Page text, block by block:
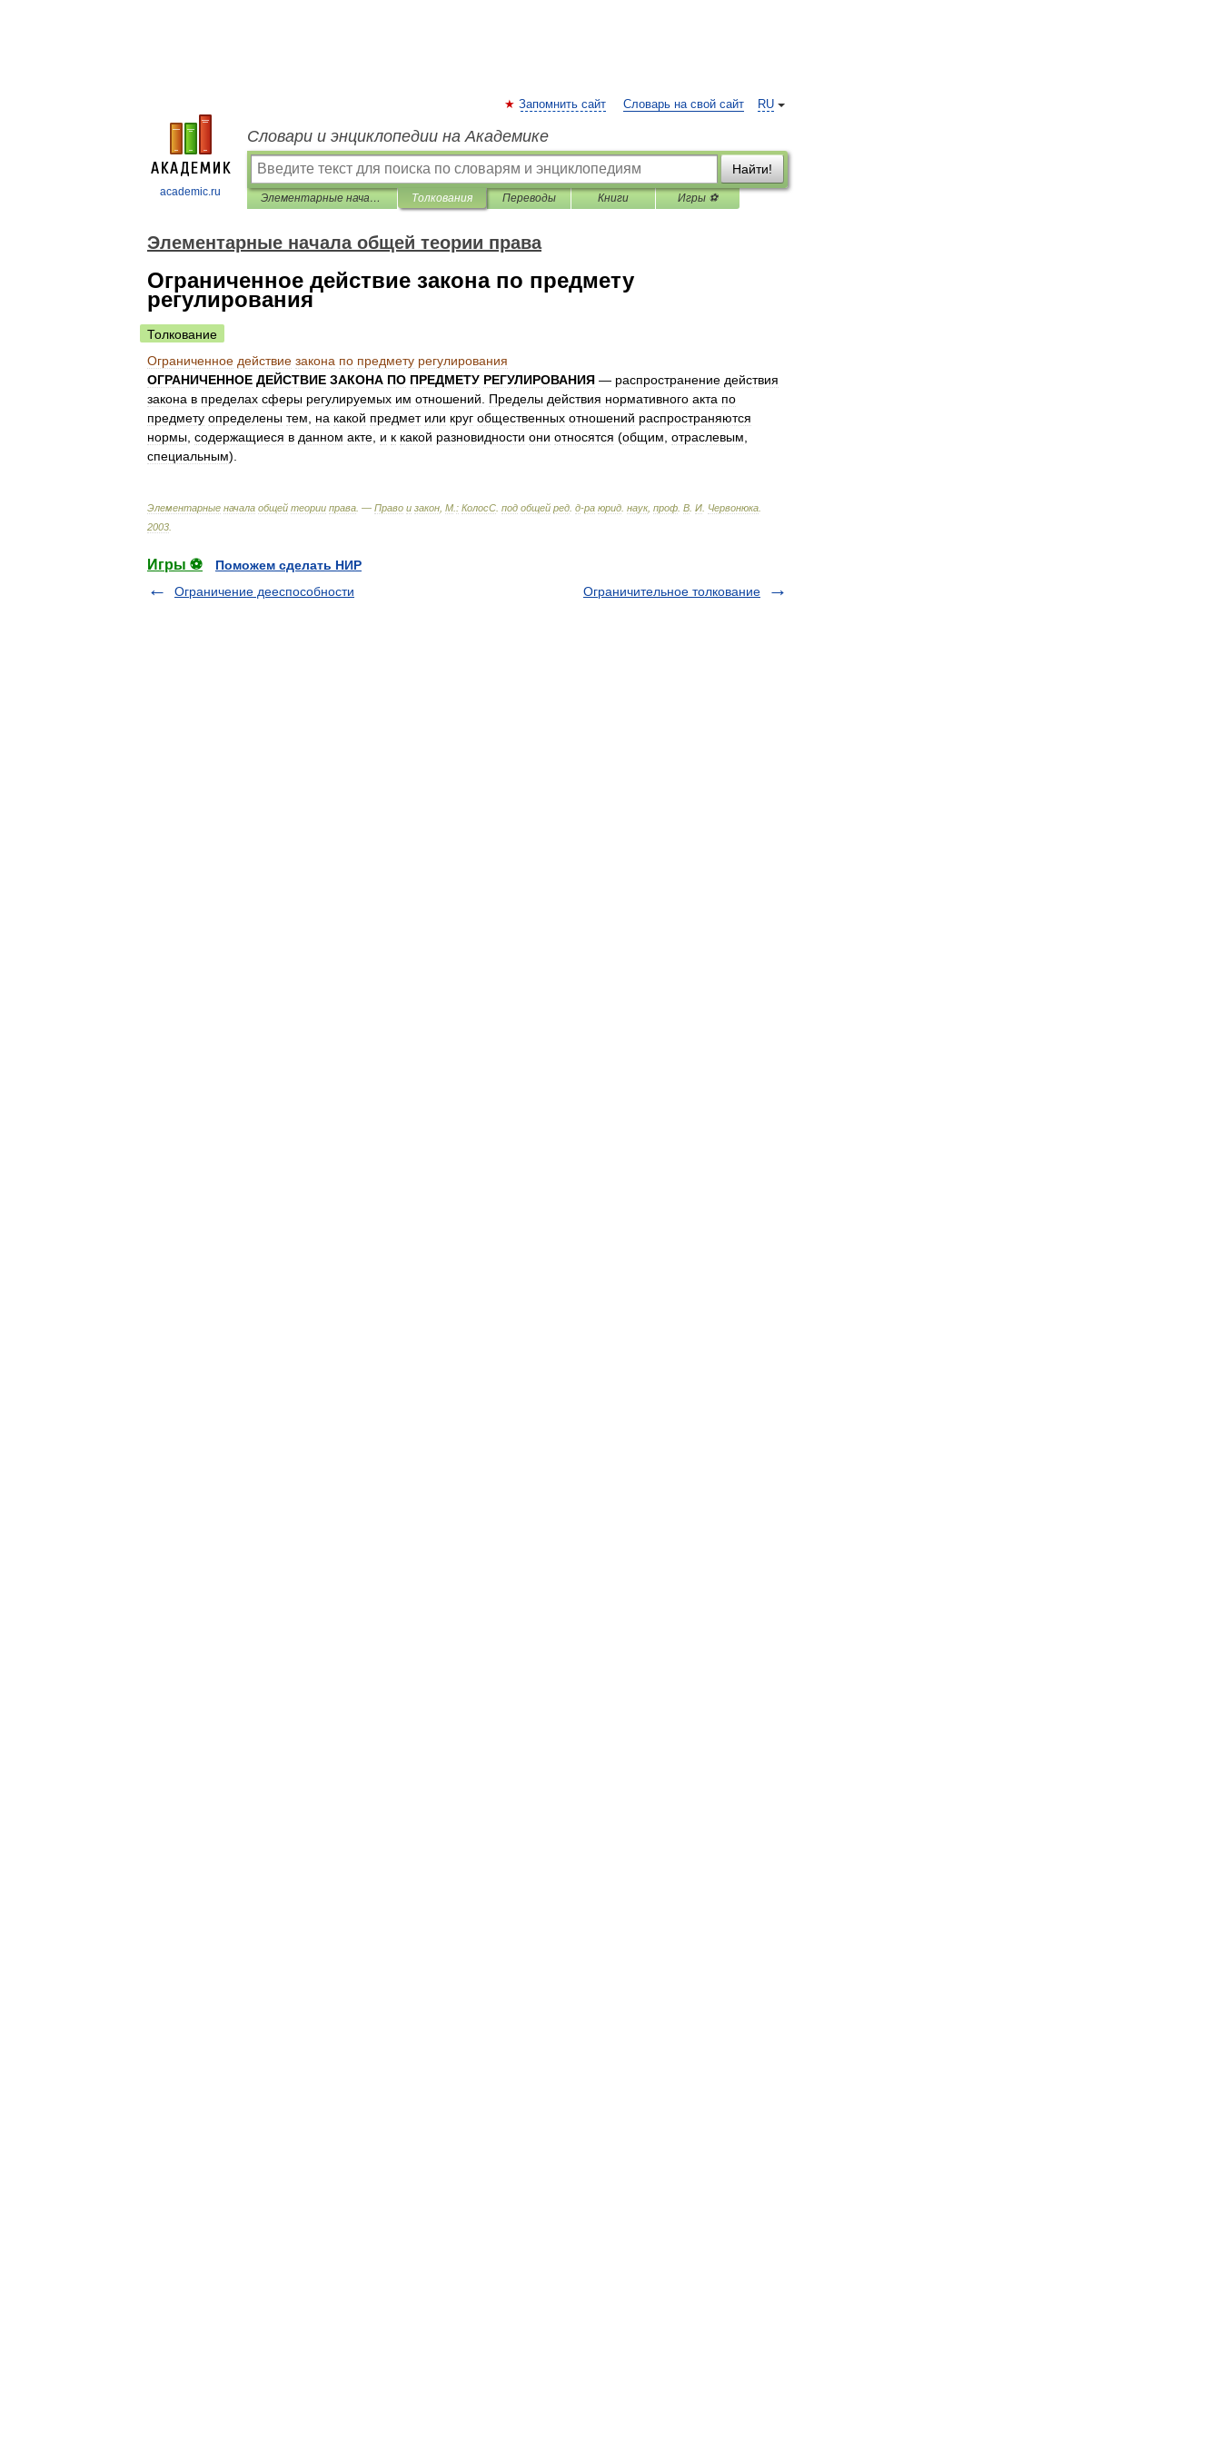
academic.ru
RU
Запомнить сайт Словарь на свой сайт
Словари и энциклопедии на Академике
Найти!
Элементарные начала общей теории права Толкования Переводы Книги Игры ⚽
Элементарные начала общей теории права
Ограниченное действие закона по предмету
регулирования
Толкование
Ограниченное действие закона по предмету регулирования
ОГРАНИЧЕННОЕ ДЕЙСТВИЕ ЗАКОНА ПО ПРЕДМЕТУ РЕГУЛИРОВАНИЯ — распространение действия
закона в пределах сферы регулируемых им отношений Пределы действия нормативного акта по
предмету определены тем на какой предмет или круг общественных отношений распространяются
нормы содержащиеся в данном акте и к какой разновидности они относятся (общим отраслевым
специальным).
Элементарные начала общей теории права . — Право и закон М : КолосС под общей ред д-ра юрид наук, проф В И Червонюка
2003
Игры ⚽
Поможем сделать НИР
Ограничение дееспособности
Ограничительное толкование